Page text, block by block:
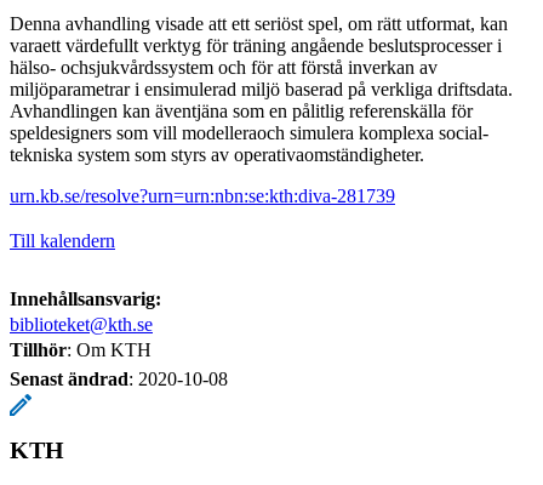
Denna avhandling visade att ett seriöst spel, om rätt utformat, kan
varaett värdefullt verktyg för träning angående beslutsprocesser i
hälso- ochsjukvårdssystem och för att förstå inverkan av
miljöparametrar i ensimulerad miljö baserad på verkliga driftsdata.
Avhandlingen kan äventjäna som en pålitlig referenskälla för
speldesigners som vill modelleraoch simulera komplexa social-
tekniska system som styrs av operativaomständigheter.
urn.kb.se/resolve?urn=urn:nbn:se:kth:diva-281739
Till kalendern
Innehållsansvarig:
biblioteket@kth.se
Tillhör: Om KTH
Senast ändrad: 2020-10-08
KTH